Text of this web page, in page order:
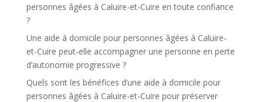
personnes âgées à Caluire-et-Cuire en toute confiance
?
Une aide à domicile pour personnes âgées à Caluire-
et-Cuire peut-elle accompagner une personne en perte
d’autonomie progressive ?
Quels sont les bénéfices d’une aide à domicile pour
personnes âgées à Caluire-et-Cuire pour préserver